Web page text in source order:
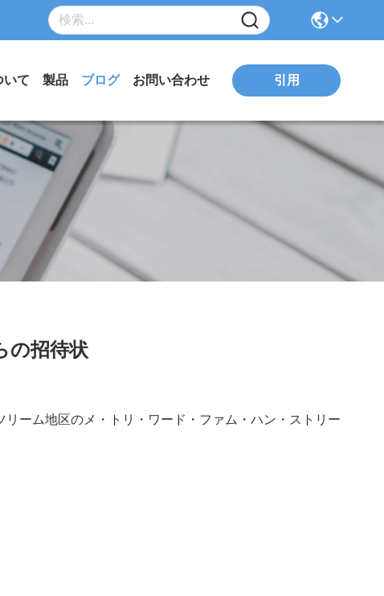
いて 製品 ブログ お問い合わせ 引用
の招待状
ーム地区のメ・トリ・ワード・ファム・ハン・ストリー